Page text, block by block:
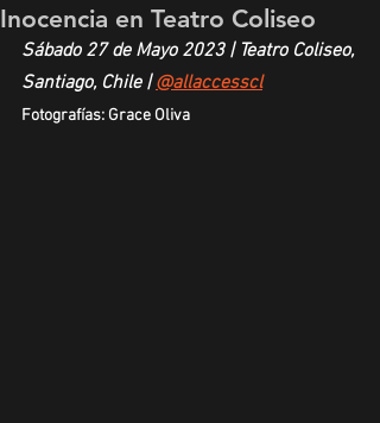
Inocencia en Teatro Coliseo
Sábado 27 de Mayo 2023 | Teatro Coliseo,
Santiago, Chile | @allaccesscl
Fotografías: Grace Oliva